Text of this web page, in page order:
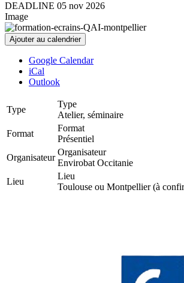
DEADLINE 05 nov 2026
Image
Ajouter au calendrier
Google Calendar
iCal
Outlook
Type
Type
Atelier, séminaire
Format
Format
Présentiel
Organisateur
Organisateur
Envirobat Occitanie
Lieu
Lieu
Toulouse ou Montpellier (à